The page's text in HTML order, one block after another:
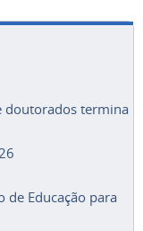
doutorados termina
de Educação para